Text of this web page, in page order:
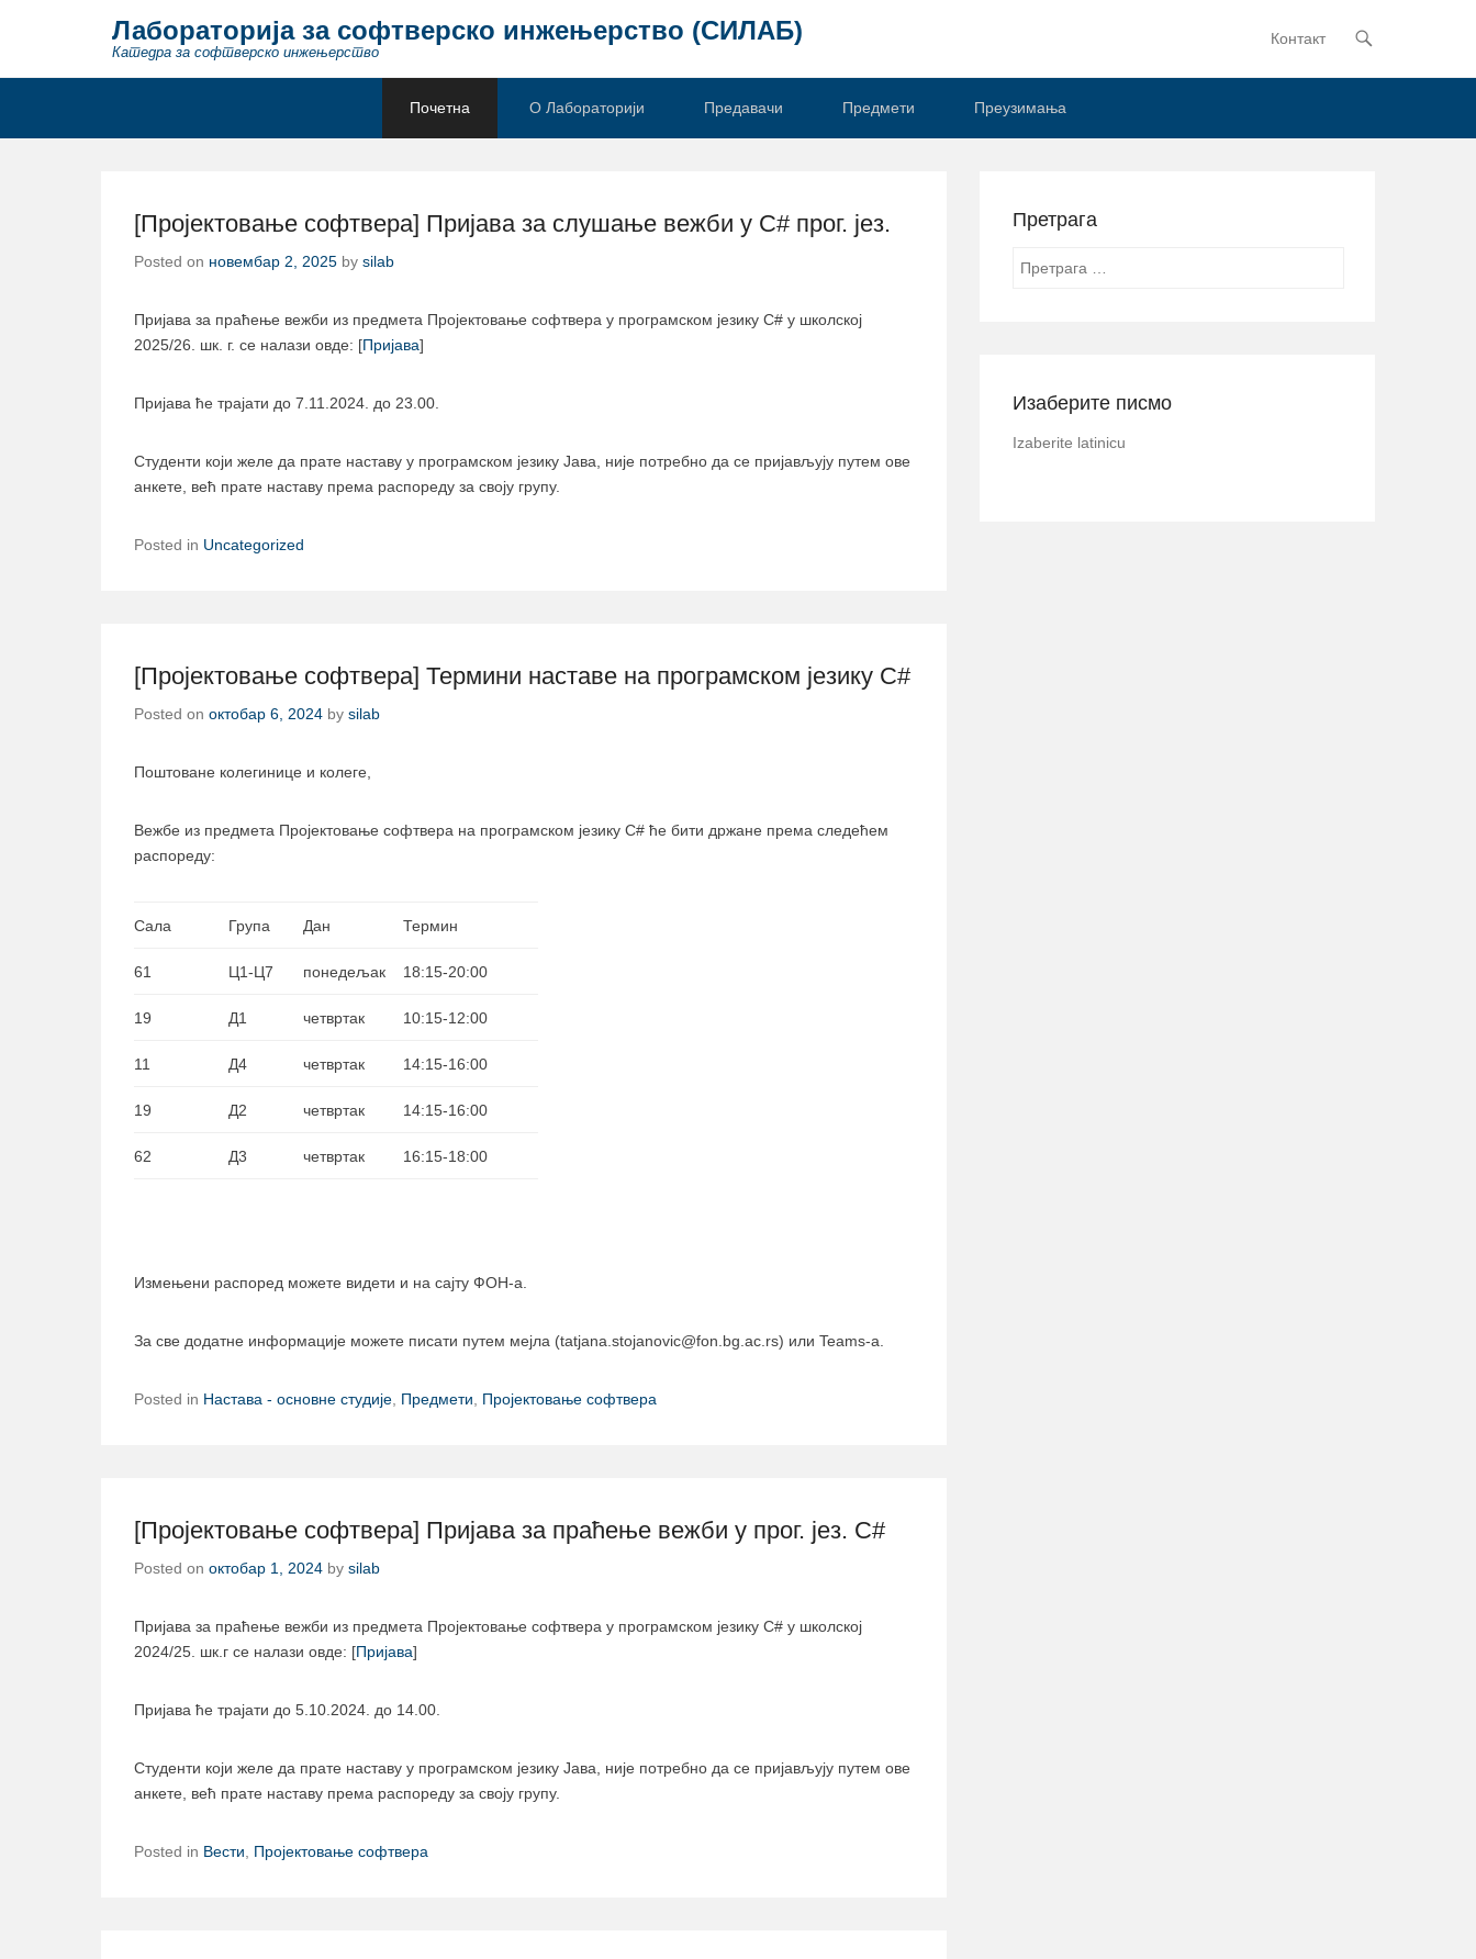
Лабораторија за софтверско инжењерство (СИЛАБ)
Катедра за софтверско инжењерство
Primary Menu
Skip to content
Контакт
Почетна
О Лабораторији Предавачи Предмети Преузимања
[Пројектовање софтвера] Пријава за слушање вежби у C# прог. јез.
Posted on новембар 2, 2025 by silab
Пријава за праћење вежби из предмета Пројектовање софтвера у програмском језику C# у школској
2025/26. шк. г. се налази овде: [Пријава]
Пријава ће трајати до 7.11.2024. до 23.00.
Студенти који желе да прате наставу у програмском језику Јава, није потребно да се пријављују путем ове
анкете, већ прате наставу према распореду за своју групу.
Posted in Uncategorized
[Пројектовање софтвера] Термини наставе на програмском језику C#
Posted on октобар 6, 2024 by silab
Поштоване колегинице и колеге,
Вежбе из предмета Пројектовање софтвера на програмском језику C# ће бити држане према следећем
распореду:
Сала Група Дан Термин
61 Ц1-Ц7 понедељак 18:15-20:00
19 Д1 четвртак 10:15-12:00
11 Д4 четвртак 14:15-16:00
19 Д2 четвртак 14:15-16:00
62 Д3 четвртак 16:15-18:00
Измењени распоред можете видети и на сајту ФОН-а.
За све додатне информације можете писати путем мејла (tatjana.stojanovic@fon.bg.ac.rs) или Teams-a.
Posted in Настава - основне студије Предмети Пројектовање софтвера
[Пројектовање софтвера] Пријава за праћење вежби у прог. јез. C#
Posted on октобар 1, 2024 by silab
Пријава за праћење вежби из предмета Пројектовање софтвера у програмском језику C# у школској
2024/25. шк.г се налази овде: [Пријава]
Пријава ће трајати до 5.10.2024. до 14.00.
Студенти који желе да прате наставу у програмском језику Јава, није потребно да се пријављују путем ове
анкете, већ прате наставу према распореду за своју групу.
Posted in Вести Пројектовање софтвера
Претрага
Search
Изаберите писмо
Izaberite latinicu